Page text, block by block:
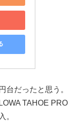
台だったと思う。
TAHOE PRO
。